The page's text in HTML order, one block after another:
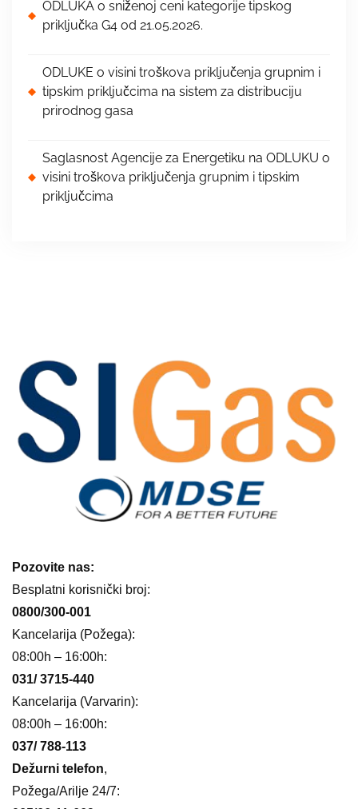
ODLUKA o sniženoj ceni kategorije tipskog
priključka G4 od 21.05.2026.
ODLUKE o visini troškova priključenja grupnim i
tipskim priključcima na sistem za distribuciju
prirodnog gasa
Saglasnost Agencije za Energetiku na ODLUKU o
visini troškova priključenja grupnim i tipskim
priključcima
Pozovite nas:
Besplatni korisnički broj:
0800/300-001
Kancelarija (Požega):
08:00h – 16:00h:
031/ 3715-440
Kancelarija (Varvarin):
08:00h – 16:00h:
037/ 788-113
Dežurni telefon,
Požega/Arilje 24/7: